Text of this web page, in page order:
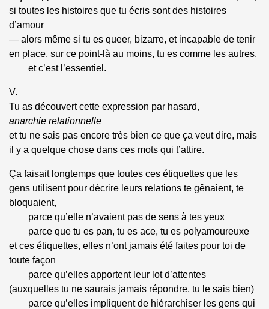
si toutes les histoires que tu écris sont des histoires
d’amour
— alors même si tu es queer, bizarre, et incapable de tenir
en place, sur ce point-là au moins, tu es comme les autres,
et c’est l’essentiel.
V.
Tu as découvert cette expression par hasard,
anarchie relationnelle
et tu ne sais pas encore très bien ce que ça veut dire, mais
il y a quelque chose dans ces mots qui t’attire.
Ça faisait longtemps que toutes ces étiquettes que les
gens utilisent pour décrire leurs relations te gênaient, te
bloquaient,
parce qu’elle n’avaient pas de sens à tes yeux
parce que tu es pan, tu es ace, tu es polyamoureuxe
et ces étiquettes, elles n’ont jamais été faites pour toi de
toute façon
parce qu’elles apportent leur lot d’attentes
(auxquelles tu ne saurais jamais répondre, tu le sais bien)
parce qu’elles impliquent de hiérarchiser les gens qui